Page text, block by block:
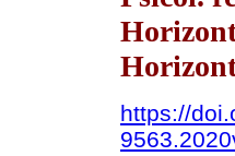
https://